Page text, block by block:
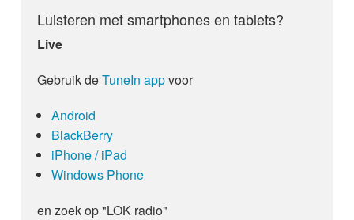
Luisteren met smartphones en tablets?
Live
Gebruik deTuneIn appvoor
Android
BlackBerry
iPhone / iPad
Windows Phone
en zoek op "LOK radio"